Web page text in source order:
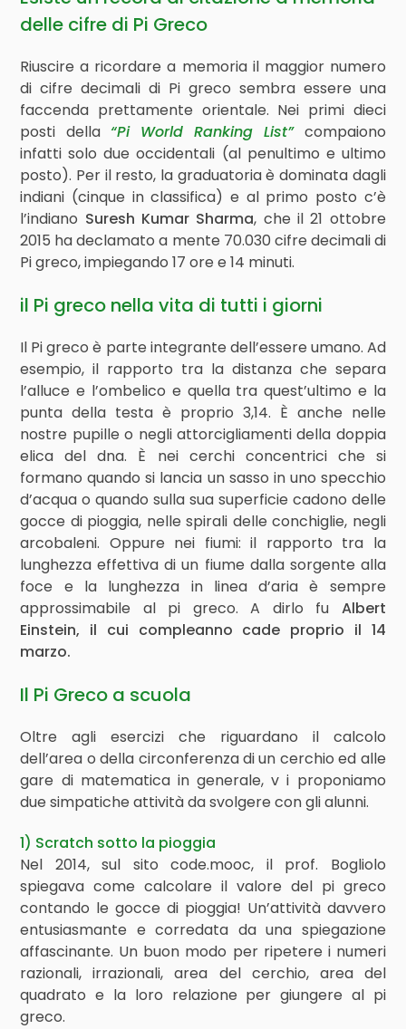
delle cifre di Pi Greco
Riuscire a ricordare a memoria il maggior numero
di cifre decimali di Pi greco sembra essere una
faccenda prettamente orientale. Nei primi dieci
posti della “Pi World Ranking List”compaiono
infatti solo due occidentali (al penultimo e ultimo
posto). Per il resto, la graduatoria è dominata dagli
indiani (cinque in classifica) e al primo posto c’è
l’indiano Suresh Kumar Sharma, che il 21 ottobre
2015 ha declamato a mente 70.030 cifre decimali di
Pi greco, impiegando 17 ore e 14 minuti.
il Pi greco nella vita di tutti i giorni
Il Pi greco è parte integrante dell’essere umano. Ad
esempio, il rapporto tra la distanza che separa
l’alluce e l’ombelico e quella tra quest’ultimo e la
punta della testa è proprio 3,14. È anche nelle
nostre pupille o negli attorcigliamenti della doppia
elica del dna. È nei cerchi concentrici che si
formano quando si lancia un sasso in uno specchio
d’acqua o quando sulla sua superficie cadono delle
gocce di pioggia, nelle spirali delle conchiglie, negli
arcobaleni. Oppure nei fiumi: il rapporto tra la
lunghezza effettiva di un fiume dalla sorgente alla
foce e la lunghezza in linea d’aria è sempre
approssimabile al pi greco. A dirlo fu Albert
Einstein, il cui compleanno cade proprio il 14
marzo.
Il Pi Greco a scuola
Oltre agli esercizi che riguardano il calcolo
dell’area o della circonferenza di un cerchio ed alle
gare di matematica in generale, v i proponiamo
due simpatiche attività da svolgere con gli alunni.
1) Scratch sotto la pioggia
Nel 2014, sul sito code.mooc, il prof. Bogliolo
spiegava come calcolare il valore del pi greco
contando le gocce di pioggia! Un’attività davvero
entusiasmante e corredata da una spiegazione
affascinante. Un buon modo per ripetere i numeri
razionali, irrazionali, area del cerchio, area del
quadrato e la loro relazione per giungere al pi
greco.